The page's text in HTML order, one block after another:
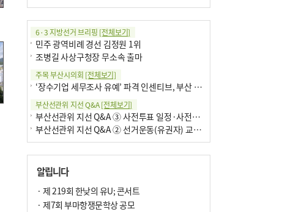
6·3 지방선거 브리핑 [전체보기]
민주 광역비례 경선 김정원 1위
조병길 사상구청장 무소속 출마
주목 부산시의회 [전체보기]
‘장수기업 세무조사 유예’ 파격 인센티브, 부산 유출 막을까
부산선관위 지선 Q&A[전체보기]
부산선관위 지선 Q&A ③ 사전투표 일정·사전투표함 보관
부산선관위 지선 Q&A ② 선거운동(유권자) 교육감투표용지
알립니다
· 제 219회 한낮의 유U; 콘서트
· 제7회 부마항쟁문학상 공모